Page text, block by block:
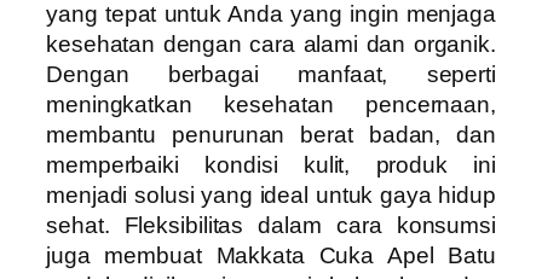
yang tepat untuk Anda yang ingin menjaga
kesehatan dengan cara alami dan organik.
Dengan berbagai manfaat, seperti
meningkatkan kesehatan pencernaan,
membantu penurunan berat badan, dan
memperbaiki kondisi kulit, produk ini
menjadi solusi yang ideal untuk gaya hidup
sehat. Fleksibilitas dalam cara konsumsi
juga membuat Makkata Cuka Apel Batu